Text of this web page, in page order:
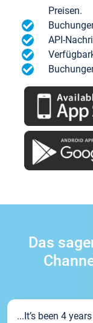
Preisen.
API-
Das
...It’s been 4